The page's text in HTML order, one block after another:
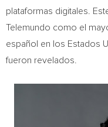
plataformas digitales.
Telemundo como el
español en los Estados
fueron revelados.